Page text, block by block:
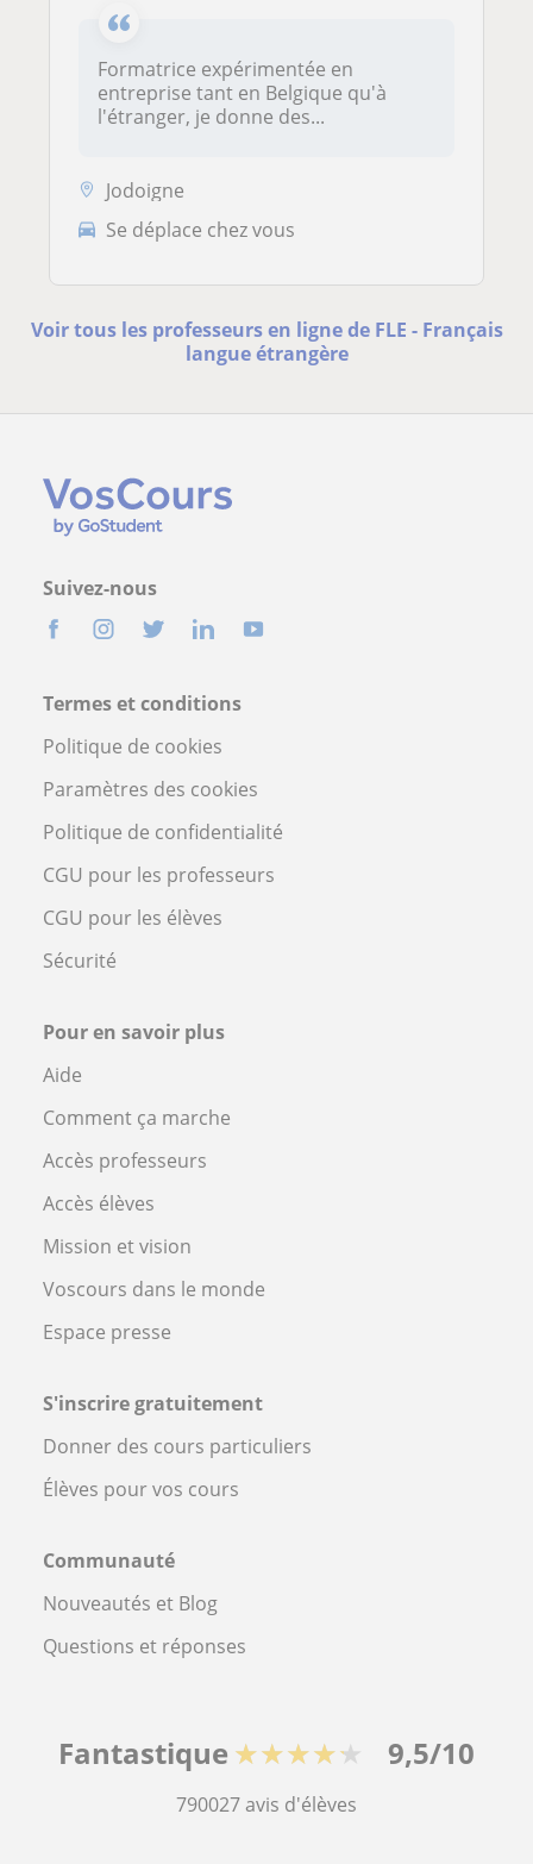
Formatrice expérimentée en
entreprise tant en Belgique qu'à
l'étranger, je donne des...
Jodoigne
Se déplace chez vous
Voir tous les professeurs en ligne de FLE - Français
langue étrangère
Suivez-nous
Termes et conditions
Politique de cookies
Paramètres des cookies
Politique de confidentialité
CGU pour les professeurs
CGU pour les élèves
Sécurité
Pour en savoir plus
Aide
Comment ça marche
Accès professeurs
Accès élèves
Mission et vision
Voscours dans le monde
Espace presse
S'inscrire gratuitement
Donner des cours particuliers
Élèves pour vos cours
Communauté
Nouveautés et Blog
Questions et réponses
Fantastique ★★★★★ 9,5/10
790027avis d'élèves